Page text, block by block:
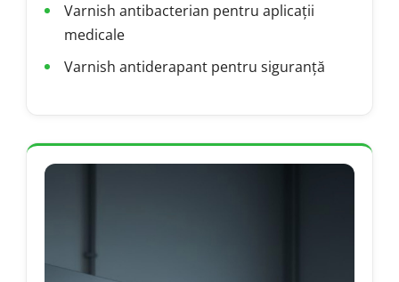
Varnish antibacterian pentru aplicații
medicale
Varnish antiderapant pentru siguranță